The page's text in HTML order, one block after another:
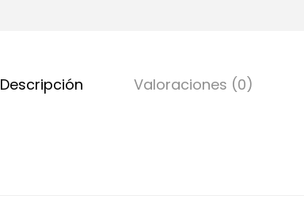
Descripción Valoraciones (0)